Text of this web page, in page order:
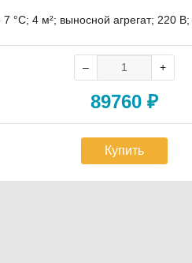
7 °C; 4 м²; выносной агрегат;
89760 ₽
Купить